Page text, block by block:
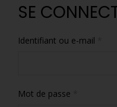
SE
Identifiant ou e-mail
Mot de passe